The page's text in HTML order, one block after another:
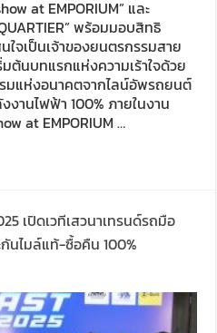
at EMPORIUM” และ
พร้อมมอบสิทธิ
จเป็นเจ้าของยนตรกรรมสาย
ต้นบทแรกแห่งความเร้าใจด้วย
มแห่งอนาคตจากไลน์อัพรถยนต์
านไฟฟ้า 100% ภายในงาน
at EMPORIUM …
เปิดเวทีเสวนาเทรนด์รถมือ
นไมล์แท้-ซื้อคืน 100%